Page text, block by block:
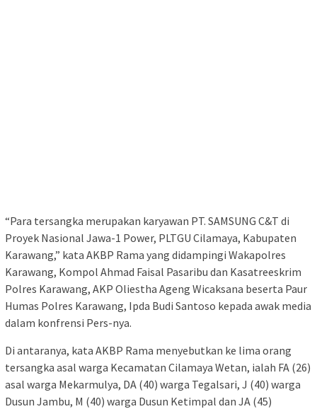
“Para tersangka merupakan karyawan PT. SAMSUNG C&T di
Proyek Nasional Jawa-1 Power, PLTGU Cilamaya, Kabupaten
Karawang,” kata AKBP Rama yang didampingi Wakapolres
Karawang, Kompol Ahmad Faisal Pasaribu dan Kasatreeskrim
Polres Karawang, AKP Oliestha Ageng Wicaksana beserta Paur
Humas Polres Karawang, Ipda Budi Santoso kepada awak media
dalam konfrensi Pers-nya.
Di antaranya, kata AKBP Rama menyebutkan ke lima orang
tersangka asal warga Kecamatan Cilamaya Wetan, ialah FA (26)
asal warga Mekarmulya, DA (40) warga Tegalsari, J (40) warga
Dusun Jambu, M (40) warga Dusun Ketimpal dan JA (45)